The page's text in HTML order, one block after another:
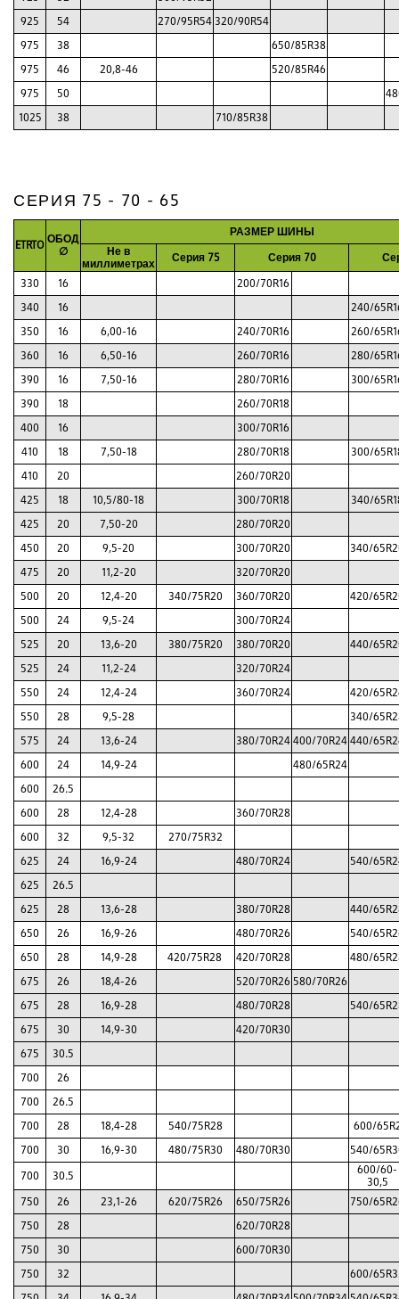
925
54 270/95R54 320/90R54
975
38
650/85R38
975
46 20,8-46
520/85R46
975
50
1025
38 710/85R38
СЕРИЯ 75 - 70 - 65
ETRTO ОБОД
∅
РАЗМЕР ШИНЫ
Не в
миллиметрах
Серия 75 Серия 70
330
16
200/70R16
340
16
240/
350
16 6,00-16 240/70R16
260/
360
16 6,50-16 260/70R16
280/
390
16 7,50-16 280/70R16
300/
390
18
260/70R18
400
16
300/70R16
410
18 7,50-18 280/70R18
300/
410
20
260/70R20
425
18 10,5/80-18 300/70R18
340/
425
20 7,50-20
280/70R20
450
20 9,5-20 300/70R20
340/
475
20 11,2-20
320/70R20
500
20 12,4-20 340/75R20 360/70R20
420/
500
24 9,5-24
300/70R24
525
20 13,6-20 380/75R20 380/70R20
440/
525
24 11,2-24
320/70R24
550
24 12,4-24 360/70R24
420/
550
28 9,5-28
340/
575
24 13,6-24 380/70R24 400/70R24 440/
600
24 14,9-24
480/65R24
600
26.5
600
28 12,4-28
360/70R28
600
32 9,5-32
270/75R32
625
24 16,9-24 480/70R24
540/
625
26.5
625
28 13,6-28 380/70R28
440/
650
26 16,9-26 480/70R26
540/
650
28 14,9-28 420/75R28 420/70R28
480/
675
26 18,4-26 520/70R26 580/70R26
675
28 16,9-28 480/70R28
540/
675
30 14,9-30
420/70R30
675
30.5
700
26
700
26.5
700
28 18,4-28 540/75R28
600/
700
30 16,9-30 480/75R30 480/70R30
540/
700
30.5
600/60-
30,5
750
26 23,1-26 620/75R26 650/75R26
750/
750
28
620/70R28
750
30
600/70R30
750
32
600/